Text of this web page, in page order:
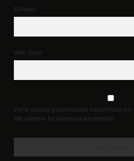
E-Posta*
Web Sitesi
Daha sonraki yorumlarımda kullanılması
site adresim bu tarayıcıya kaydedilsin.